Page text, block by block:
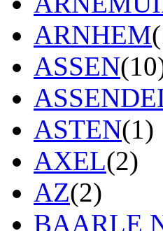
ARNHEM
ASSEN
ASTEN(1)
AXEL(2)
AZ(2)
BAARLE